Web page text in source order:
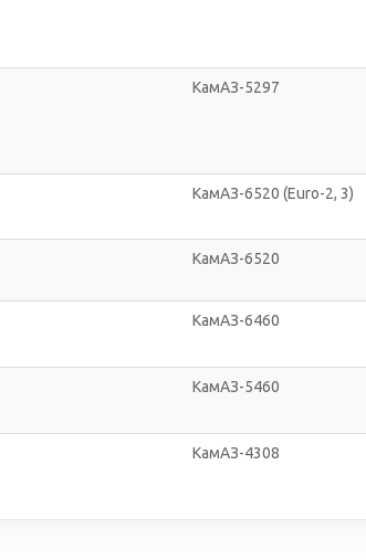
КамАЗ-5297
КамАЗ-6520 (Euro-2, 3)
КамАЗ-6520
КамАЗ-6460
КамАЗ-5460
КамАЗ-4308